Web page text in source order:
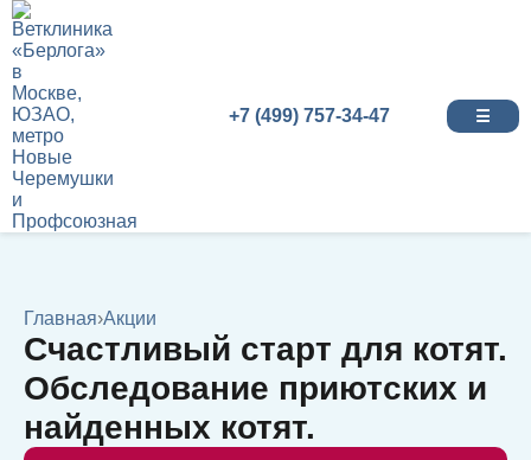
+7 (499) 757-34-47 ☰
Главная›Акции
Счастливый старт для котят.
Обследование приютских и
найденных котят.